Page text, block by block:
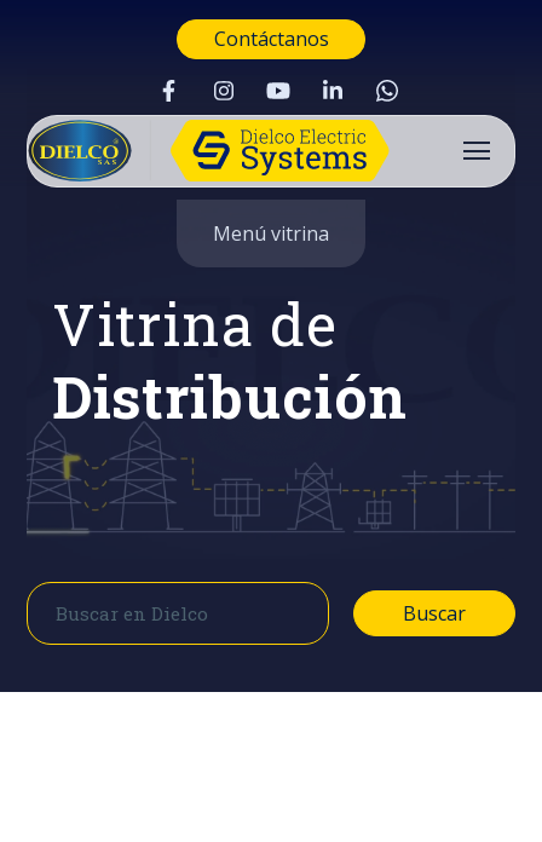
Contáctanos
Buscar
Menú vitrina
Vitrina de
Distribución
Buscar
Buscar